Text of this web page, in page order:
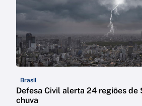
Brasil
Defesa Civil alerta 24 regiões de
chuva